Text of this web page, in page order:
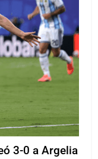
3-0 a Argelia